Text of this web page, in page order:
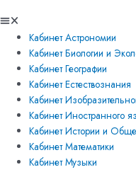
Кабинет Астрономии
Кабинет Биологии и
Кабинет Географии
Кабинет Естествознания
Кабинет
Кабинет Иностранного
Кабинет Истории и
Кабинет Математики
Кабинет Музыки